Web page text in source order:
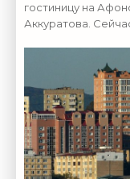
гостиницу на
Аккуратова.